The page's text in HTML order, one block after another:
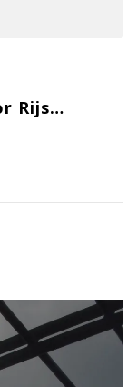
Facebookpagina voor Rijschool Mastenbroek